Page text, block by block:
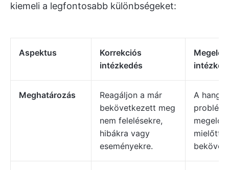
kiemeli a legfontosabb különbségeket:
Aspektus
Korrekciós
intézkedés
Meghatározás
Reagáljon a már
bekövetkezett meg
nem felelésekre,
hibákra vagy
eseményekre.
A
mielőtt